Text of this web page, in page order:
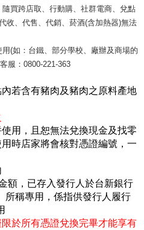
買跨店取、行動購、社群電商、兌點
收、代售、代銷、菸酒(含加熱器)無法
(如：台鐵、部分學校、廠辦及商場的
服：0800-221-363
若含有豬肉及豬肉之原料產地
用，且恕無法兌換現金及找零
時店家將會核對憑證編號，一
額，已存入發行人於台新銀行
所稱專用，係指供發行人履行
於所有憑證兌換完畢才能享有